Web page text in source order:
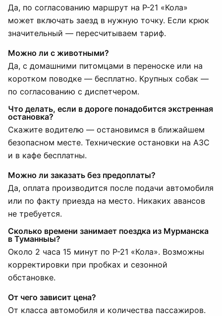
Да, по согласованию маршрут на Р-21 «Кола»
может включать заезд в нужную точку. Если крюк
значительный — пересчитываем тариф.
Можно ли с животными?
Да, с домашними питомцами в переноске или на
коротком поводке — бесплатно. Крупных собак —
по согласованию с диспетчером.
Что делать, если в дороге понадобится экстренная
остановка?
Скажите водителю — остановимся в ближайшем
безопасном месте. Технические остановки на АЗС
и в кафе бесплатны.
Можно ли заказать без предоплаты?
Да, оплата производится после подачи автомобиля
или по факту приезда на место. Никаких авансов
не требуется.
Сколько времени занимает поездка из Мурманска
в Туманныы?
Около 2 часа 15 минут по Р-21 «Кола». Возможны
корректировки при пробках и сезонной
обстановке.
От чего зависит цена?
От класса автомобиля и количества пассажиров.